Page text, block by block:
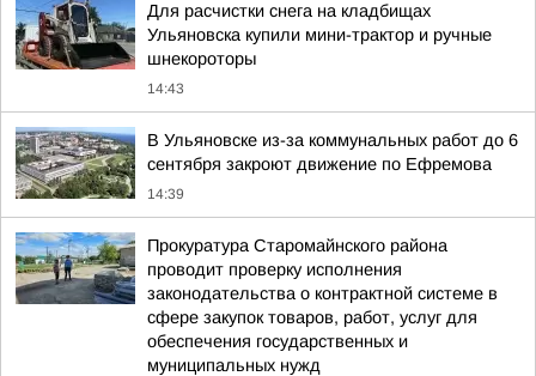
Для расчистки снега на кладбищах
Ульяновска купили мини-трактор и ручные
шнекороторы
14:43
В Ульяновске из-за коммунальных работ до 6
сентября закроют движение по Ефремова
14:39
Прокуратура Старомайнского района
проводит проверку исполнения
законодательства о контрактной системе в
сфере закупок товаров, работ, услуг для
обеспечения государственных и
муниципальных нужд